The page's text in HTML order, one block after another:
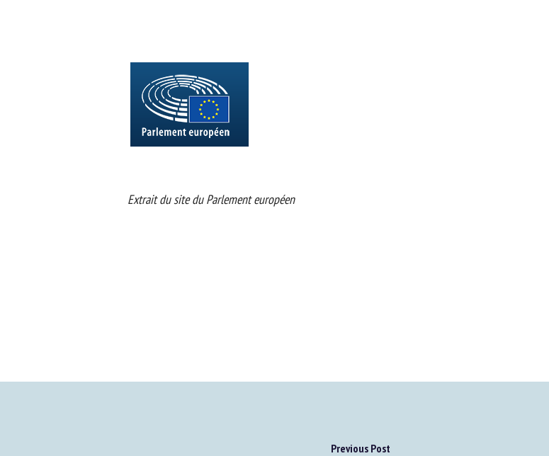
Extrait du site du Parlement européen
Previous Post